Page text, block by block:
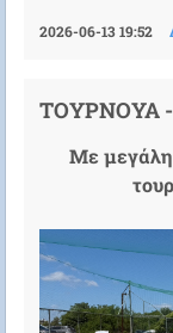
2026-06-13 19:52
ΤΟΥΡΝΟΥΑ
Με μεγάλη